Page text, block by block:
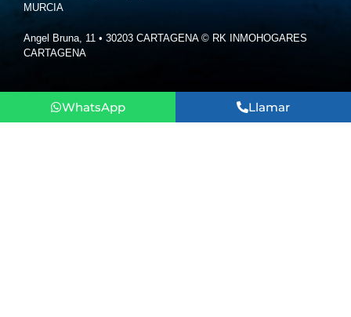
MURCIA
Angel Bruna, 11 • 30203 CARTAGENA © RK INMOHOGARES
CARTAGENA
WhatsApp Llamar